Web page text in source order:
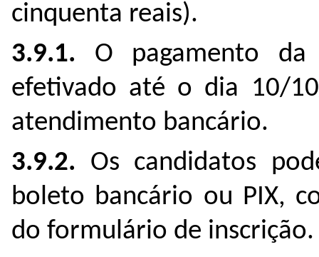
cinquenta reais).
3.9.1. O pagamento
efetivado até o dia 10/
atendimento bancário.
3.9.2. Os candidatos
boleto bancário ou PIX,
do formulário de inscrição.